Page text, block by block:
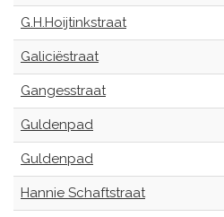
G.H.Hoijtinkstraat
Galiciëstraat
Gangesstraat
Guldenpad
Guldenpad
Hannie Schaftstraat